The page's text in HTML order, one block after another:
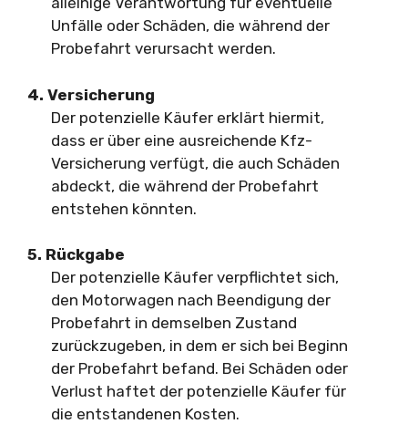
Unfälle oder Schäden, die während der
Probefahrt verursacht werden.
4. Versicherung
Der potenzielle Käufer erklärt hiermit,
dass er über eine ausreichende Kfz-
Versicherung verfügt, die auch Schäden
abdeckt, die während der Probefahrt
entstehen könnten.
5. Rückgabe
Der potenzielle Käufer verpflichtet sich,
den Motorwagen nach Beendigung der
Probefahrt in demselben Zustand
zurückzugeben, in dem er sich bei Beginn
der Probefahrt befand. Bei Schäden oder
Verlust haftet der potenzielle Käufer für
die entstandenen Kosten.